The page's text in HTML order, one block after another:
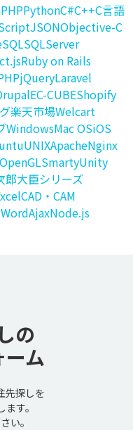
PHPPythonC#C++C言語
JSONObjective-C
SQLServer
Ruby on Rails
jQueryLaravel
EC-CUBEShopify
楽天市場Welcart
WindowsMac OSiOS
UNIXApacheNginx
OpenGLSmartyUnity
郎大臣シリーズ
CAD・CAM
WordAjaxNode.js
の
ーム
先探しを
す。
い。